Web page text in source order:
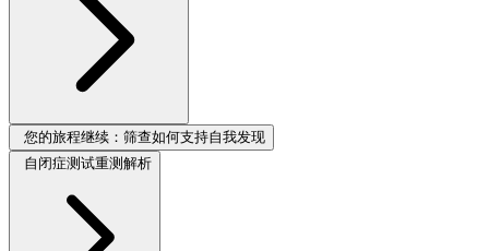
您的旅程继续：筛查如何支持自我发现
自闭症测试重测解析